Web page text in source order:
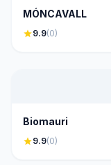
MÓNCAVALL
star9.9(0)
Biomauri
star9.9(0)